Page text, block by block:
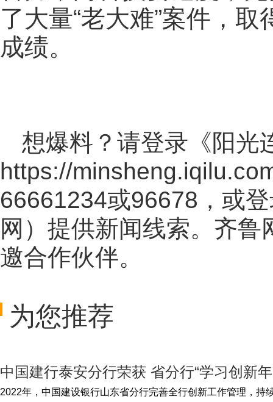
了大量“老大难”案件，
成绩。
想爆料？请登录《阳光
https://
66661234或96678，或
网 ）提供新闻线索。齐鲁
邀合作伙伴。
为您推荐
中国建行泰安分行荣获 省分行“学习创新